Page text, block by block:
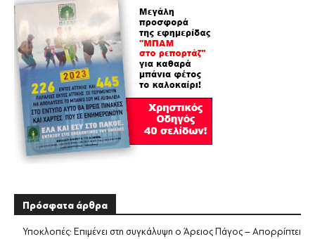
Πρόσφατα άρθρα
Υποκλοπές: Επιμένει στη συγκάλυψη ο Άρειος Πάγος – Απορρίπτει